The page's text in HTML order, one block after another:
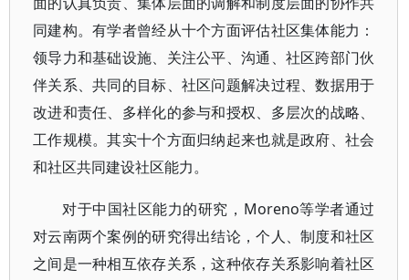
同建构。有学者曾经从十个方面评估社区集体能力：
领导力和基础设施、关注公平、沟通、社区跨部门伙
伴关系、共同的目标、社区问题解决过程、数据用于
改进和责任、多样化的参与和授权、多层次的战略、
工作规模。其实十个方面归纳起来也就是政府、社会
和社区共同建设社区能力。
对于中国社区能力的研究，Moreno等学者通过
对云南两个案例的研究得出结论，个人、制度和社区
之间是一种相互依存关系，这种依存关系影响着社区